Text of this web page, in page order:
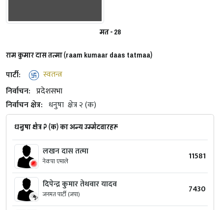
मत - 28
राम कुमार दास तत्मा (raam kumaar daas tatmaa)
पार्टी:
स्वतन्त्र
निर्वाचन: प्रदेशसभा
निर्वाचन क्षेत्र: धनुषा क्षेत्र २ (क)
धनुषा क्षेत्र २ (क) का अन्य उम्मेदवारहरू
लखन दास तत्मा
नेकपा एमाले 11581
दिपेन्द्र कुमार तेथवार यादव
जनमत पार्टी (जपा) 7430